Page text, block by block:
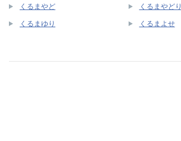
くるまやど くるまやどり
くるまゆり くるまよせ